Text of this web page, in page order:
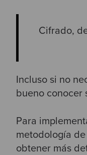
Cifrado,
Incluso si no
bueno conocer
Para
metodología de
obtener más